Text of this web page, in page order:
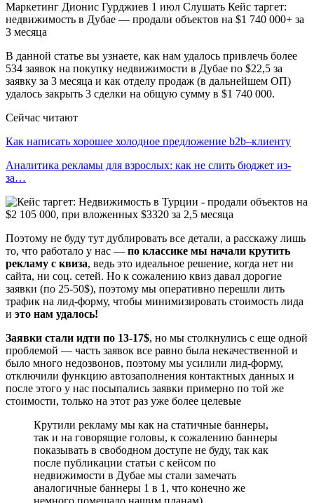
Маркетинг Дионис Гурджиев 1 июл Слушать Кейс таргет:
недвижимость в Дубае — продали объектов на $1 740 000+ за
3 месяца
В данной статье вы узнаете, как нам удалось привлечь более
534 заявок на покупку недвижимости в Дубае по $22,5 за
заявку за 3 месяца и как отделу продаж (в дальнейшем ОП)
удалось закрыть 3 сделки на общую сумму в $1 740 000.
Сейчас читают
Как написать хорошее холодное предложение b2b–клиенту
Аналитика рекламы для взрослых: как не слить бюджет из-
за…
Поэтому не буду тут дублировать все детали, а расскажу лишь
то, что работало у нас — по классике мы начали крутить
рекламу с квиза, ведь это идеальное решение, когда нет ни
сайта, ни соц. сетей. Но к сожалению квиз давал дорогие
заявки (по 25-50$), поэтому мы оперативно перешли лить
трафик на лид-форму, чтобы минимизировать стоимость лида
и это нам удалось!
Заявки стали идти по 13-17$, но мы столкнулись с еще одной
проблемой — часть заявок все равно была некачественной и
было много недозвонов, поэтому мы усилили лид-форму,
отключили функцию автозаполнения контактных данных и
после этого у нас посыпались заявки примерно по той же
стоимости, только на этот раз уже более целевые
Крутили рекламу мы как на статичные баннеры,
так и на говорящие головы, к сожалению баннеры
показывать в свободном доступе не буду, так как
после публикации статьи с кейсом по
недвижимости в Дубае мы стали замечать
аналогичные баннеры 1 в 1, что конечно же